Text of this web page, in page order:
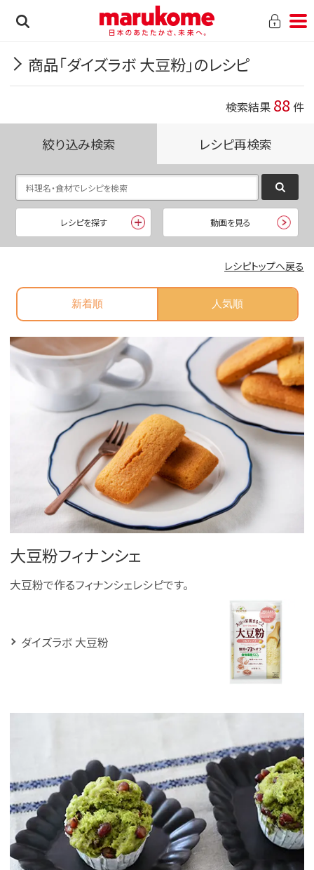
商品「ダイズラボ 大豆粉」のレシピ
検索結果 88 件
絞り込み検索 レシピ再検索
レシピを探す 動画を見る
レシピトップへ戻る
新着順 人気順
大豆粉フィナンシェ
大豆粉で作るフィナンシェレシピです。
ダイズラボ 大豆粉